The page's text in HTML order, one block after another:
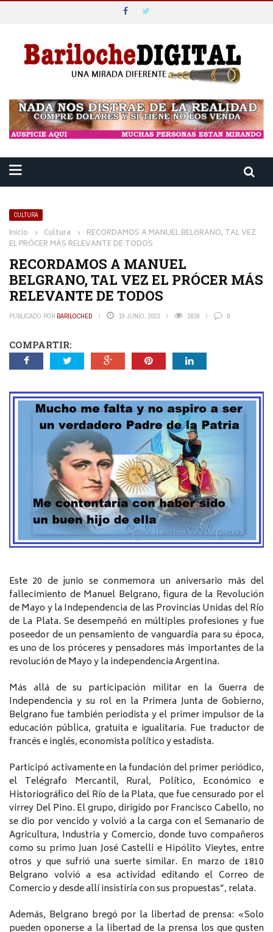
CULTURA
Inicio › Cultura › RECORDAMOS A MANUEL BELGRANO, TAL VEZ
EL PRÓCER MÁS RELEVANTE DE TODOS
RECORDAMOS A MANUEL
BELGRANO, TAL VEZ EL PRÓCER MÁS
RELEVANTE DE TODOS
PUBLICADO POR BARILOCHED 19 JUNIO, 2023 2638 0
COMPARTIR:
Este 20 de junio se conmemora un aniversario más del
fallecimiento de Manuel Belgrano, figura de la Revolución
de Mayo y la Independencia de las Provincias Unidas del Río
de La Plata. Se desempeñó en múltiples profesiones y fue
poseedor de un pensamiento de vanguardia para su época,
es uno de los próceres y pensadores más importantes de la
revolución de Mayo y la independencia Argentina.
Más allá de su participación militar en la Guerra de
Independencia y su rol en la Primera Junta de Gobierno,
Belgrano fue también periodista y el primer impulsor de la
educación pública, gratuita e igualitaria. Fue traductor de
francés e inglés, economista político y estadista.
Participó activamente en la fundación del primer periódico,
el Telégrafo Mercantil, Rural, Político, Económico e
Historiográfico del Río de la Plata, que fue censurado por el
virrey Del Pino. El grupo, dirigido por Francisco Cabello, no
se dio por vencido y volvió a la carga con el Semanario de
Agricultura, Industria y Comercio, donde tuvo compañeros
como su primo Juan José Castelli e Hipólito Vieytes, entre
otros y que sufrió una suerte similar. En marzo de 1810
Belgrano volvió a esa actividad editando el Correo de
Comercio y desde allí insistiría con sus propuestas”, relata.
Además, Belgrano bregó por la libertad de prensa: «Solo
pueden oponerse a la libertad de la prensa los que gusten